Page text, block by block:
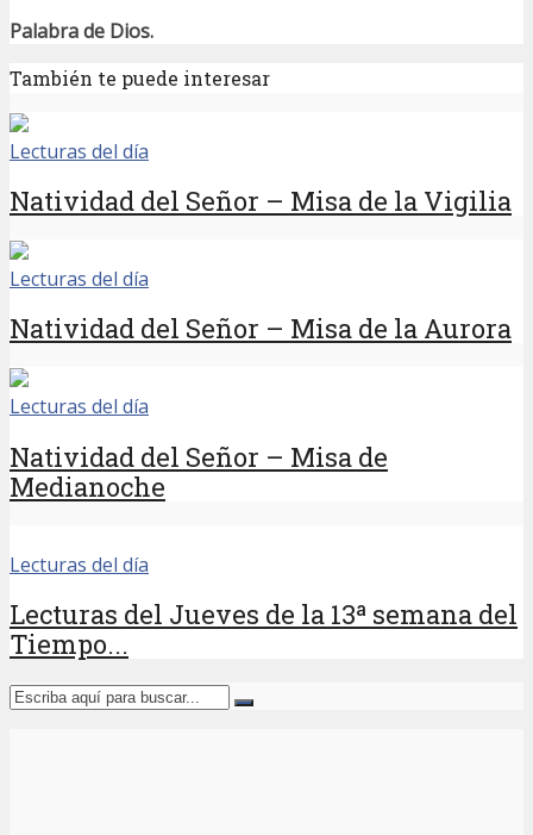
Palabra de Dios.
También te puede interesar
Lecturas del día
Natividad del Señor – Misa de la Vigilia
Lecturas del día
Natividad del Señor – Misa de la Aurora
Lecturas del día
Natividad del Señor – Misa de
Medianoche
Lecturas del día
Lecturas del Jueves de la 13ª semana del
Tiempo...